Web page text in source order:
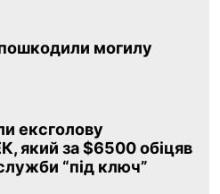
могилу
ексголову
який за $6500 обіцяв
“під ключ”